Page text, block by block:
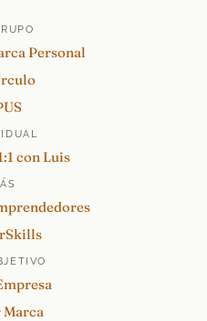
Personal
con Luis